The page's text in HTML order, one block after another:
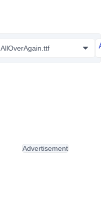
AllOverAgain.ttf
Advertisement